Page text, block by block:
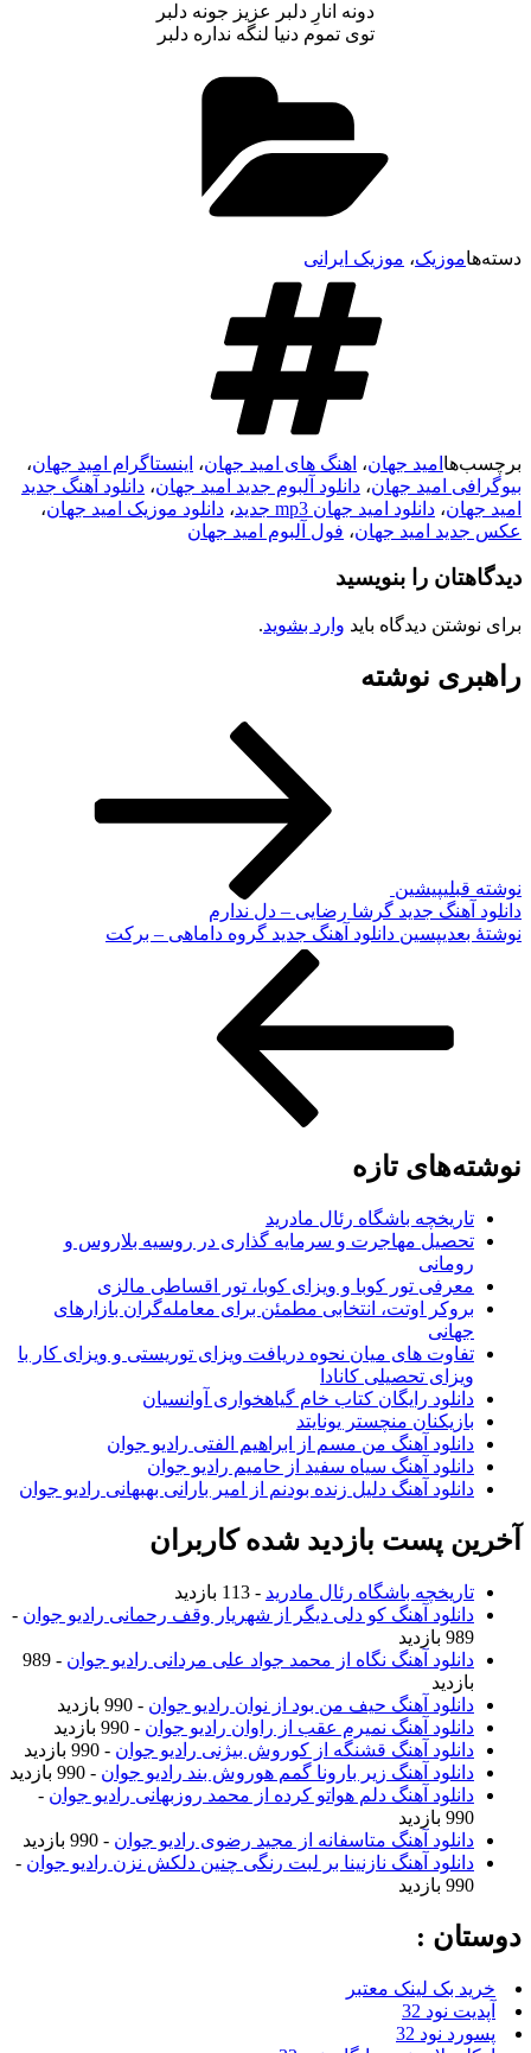
دونه انارِ دلبر عزیز جونه دلبر
توی تموم دنیا لنگه نداره دلبر
دسته‌هاموزیک، موزیک ایرانی
برچسب‌ها امید جهان، اهنگ های امید جهان، اینستاگرام امید جهان،
بیوگرافی امید جهان، دانلود آلبوم جدید امید جهان، دانلود آهنگ جدید
امید جهان، دانلود امید جهان mp3 جدید ، دانلود موزیک امید جهان،
عکس جدید امید جهان، فول آلبوم امید جهان
دیدگاهتان را بنویسید
برای نوشتن دیدگاه باید وارد بشوید.
راهبری نوشته
نوشته قبلیپیشین
دانلود آهنگ جدید گرشا رضایی – دل ندارم
نوشته‌ٔ بعدیپسین دانلود آهنگ جدید گروه داماهی – برکت
نوشته‌های تازه
تاریخچه باشگاه رئال مادرید
تحصیل مهاجرت و سرمایه گذاری در روسیه بلاروس و
رومانی
معرفی تور کوبا و ویزای کوبا، تور اقساطی مالزی
بروکر اوتت، انتخابی مطمئن برای معامله‌گران بازارهای
جهانی
تفاوت های میان نحوه دریافت ویزای توریستی و ویزای کار با
ویزای تحصیلی کانادا
دانلود رایگان کتاب خام گیاهخواری آوانسیان
بازیکنان منچستر یونایتد
دانلود آهنگ من مسم از ابراهیم الفتی رادیو جوان
دانلود آهنگ سیاه سفید از حامیم رادیو جوان
دانلود آهنگ دلیل زنده بودنم از امیر بارانی بهبهانی رادیو جوان
آخرین پست بازدید شده کاربران
تاریخچه باشگاه رئال مادرید - 113 بازدید
دانلود آهنگ کو دلی دیگر از شهریار وقف رحمانی رادیو جوان -
989 بازدید
دانلود آهنگ نگاه از محمد جواد علی مردانی رادیو جوان
- 989
بازدید
دانلود آهنگ حیف من بود از نوان رادیو جوان - 990 بازدید
دانلود آهنگ نمیرم عقب از راوان رادیو جوان - 990 بازدید
دانلود آهنگ قشنگه از کوروش بیژنی رادیو جوان - 990 بازدید
دانلود آهنگ زیر بارونا گمم هوروش بند رادیو جوان - 990 بازدید
دانلود آهنگ دلم هواتو کرده از محمد روزبهانی رادیو جوان -
990 بازدید
دانلود آهنگ متاسفانه از مجید رضوی رادیو جوان - 990 بازدید
دانلود آهنگ نازنینا بر لبت رنگی چنین دلکش نزن رادیو جوان -
990 بازدید
دوستان :
خرید بک لینک معتبر
آپدیت نود 32
پسورد نود 32